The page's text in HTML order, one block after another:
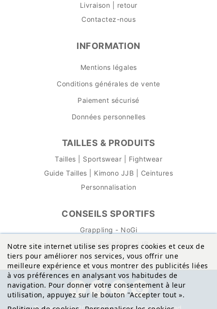
Livraison | retour
Contactez-nous
INFORMATION
Mentions légales
Conditions générales de vente
Paiement sécurisé
Données personnelles
TAILLES & PRODUITS
Tailles | Sportswear | Fightwear
Guide Tailles | Kimono JJB | Ceintures
Personnalisation
CONSEILS SPORTIFS
Grappling - NoGi
Jiu-Jitsu Brésilien - JJB
Notre site internet utilise ses propres cookies et ceux de
tiers pour améliorer nos services, vous offrir une
meilleure expérience et vous montrer des publicités liées
à vos préférences en analysant vos habitudes de
navigation. Pour donner votre consentement à leur
utilisation, appuyez sur le bouton "Accepter tout ».